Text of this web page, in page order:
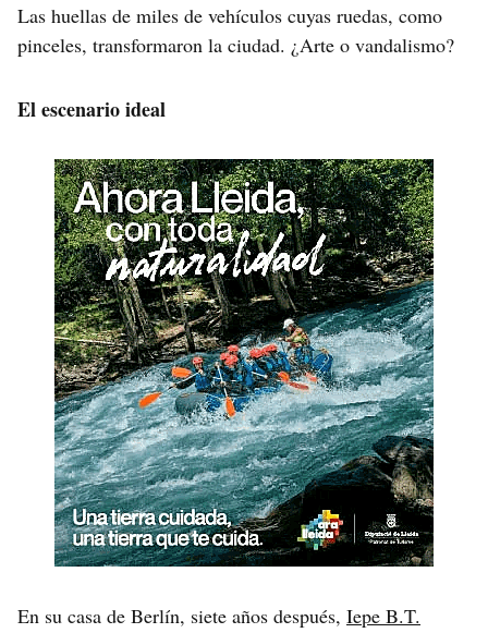
Las huellas de miles de vehículos cuyas ruedas, como
pinceles, transformaron la ciudad. ¿Arte o vandalismo?
El escenario ideal
En su casa de Berlín, siete años después, Iepe B.T.